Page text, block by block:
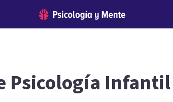
Psicología Infantil